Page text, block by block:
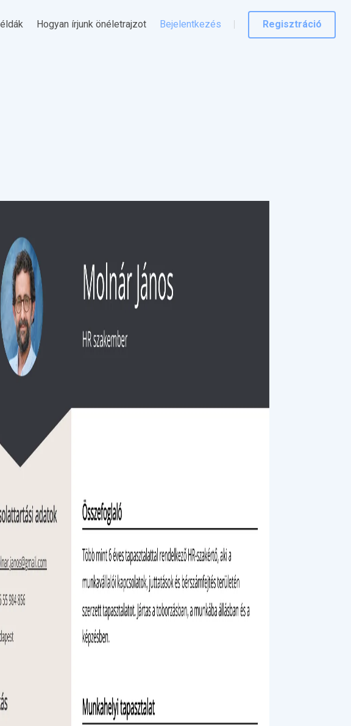
Hogyan írjunk önéletrajzot Bejelentkezés Regisztráció